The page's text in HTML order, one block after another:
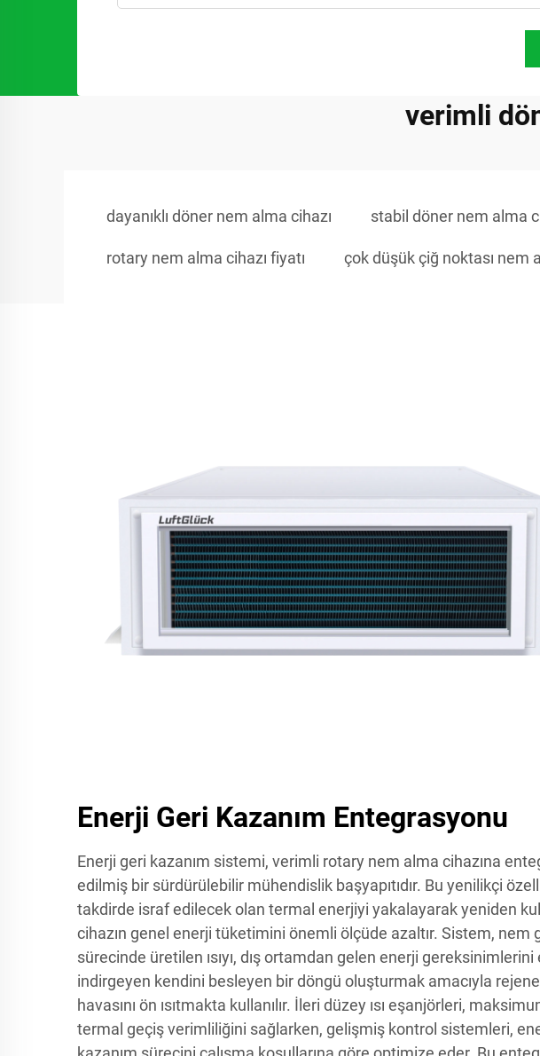
verimli
dayanıklı döner nem alma cihazı stabil döner nem alma
rotary nem alma cihazı fiyatı çok düşük çiğ noktası nem
Enerji Geri Kazanım Entegrasyonu
Enerji geri kazanım sistemi, verimli rotary nem alma cihazına
edilmiş bir sürdürülebilir mühendislik başyapıtıdır. Bu yenilikçi
takdirde israf edilecek olan termal enerjiyi yakalayarak yeniden
cihazın genel enerji tüketimini önemli ölçüde azaltır. Sistem, nem
sürecinde üretilen ısıyı, dış ortamdan gelen enerji gereksinimlerini
indirgeyen kendini besleyen bir döngü oluşturmak amacıyla
havasını ön ısıtmakta kullanılır. İleri düzey ısı eşanjörleri,
termal geçiş verimliliğini sağlarken, gelişmiş kontrol sistemleri,